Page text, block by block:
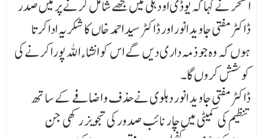
السحر نے کہا کہ یوڈی او دہلی میں مجھے شامل کرنے پر میں صدر
ڈاکٹر مفتی جاوید انور اور ڈاکٹر سید احمد خاں کا شکریہ ادا کرتا
ہوں کہ وہ جو ذمہ داری دیں گے اس کو انشاءاللہ پورا کرنے کی
کوشش کروں گا۔
ڈاکٹر مفتی جاوید انور دہلوی نے حذف و اضافے کے ساتھ
تنظیم کی کمیٹی میں چار نائب صدور کی تجویز ر کھی جن